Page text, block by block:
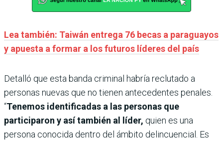
Lea también: Taiwán entrega 76 becas a paraguayos
y apuesta a formar a los futuros líderes del país
Detalló que esta banda criminal habría reclutado a
personas nuevas que no tienen antecedentes penales.
“Tenemos identificadas a las personas que
participaron y así también al líder, quien es una
persona conocida dentro del ámbito delincuencial. Es